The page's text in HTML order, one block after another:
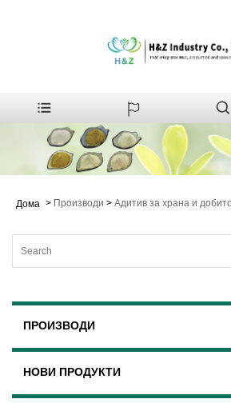
Дома > Производи > Адитив за храна и
ПРОИЗВОДИ
НОВИ ПРОДУКТИ